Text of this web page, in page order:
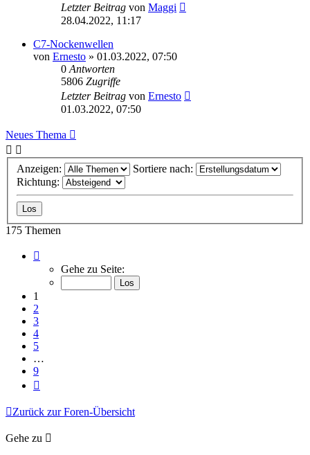
Letzter Beitrag von Maggi
28.04.2022, 11:17
C7-Nockenwellen
von Ernesto » 01.03.2022, 07:50
0 Antworten
5806 Zugriffe
Letzter Beitrag von Ernesto
01.03.2022, 07:50
Neues Thema
Anzeigen:
Sortiere nach:
Richtung:
175 Themen
von
Gehe zu Seite:
1
2
3
4
5
…
9
Zurück zur Foren-Übersicht
Gehe zu